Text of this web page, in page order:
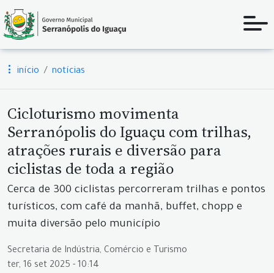
início notícias
Cicloturismo movimenta
Serranópolis do Iguaçu com trilhas,
atrações rurais e diversão para
ciclistas de toda a região
Cerca de 300 ciclistas percorreram trilhas e pontos
turísticos, com café da manhã, buffet, chopp e
muita diversão pelo município
Secretaria de Indústria, Comércio e Turismo
ter, 16 set 2025 - 10:14